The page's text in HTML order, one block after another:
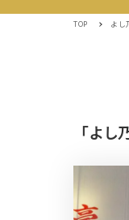
TOP よし
「よし